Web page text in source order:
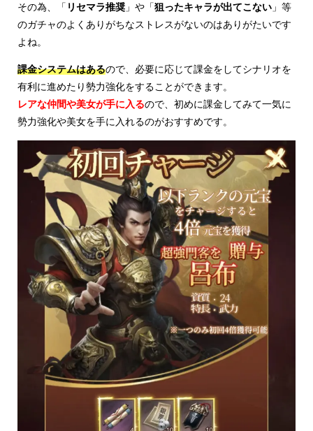
その為、「 リセマラ推奨 」や「狙ったキャラが出てこない 」等
のガチャのよくありがちなストレスがないのはありがたいです
よね。
課金システムはあるので、必要に応じて課金をしてシナリオを
有利に進めたり勢力強化をすることができます。
レアな仲間や美女が手に入るので、初めに課金してみて一気に
勢力強化や美女を手に入れるのがおすすめです。